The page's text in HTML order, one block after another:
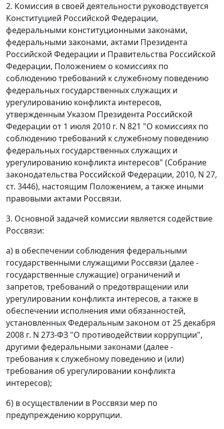
2. Комиссия в своей деятельности руководствуется
Конституцией Российской Федерации,
федеральными конституционными законами,
федеральными законами, актами Президента
Российской Федерации и Правительства Российской
Федерации, Положением о комиссиях по
соблюдению требований к служебному поведению
федеральных государственных служащих и
урегулированию конфликта интересов,
утвержденным Указом Президента Российской
Федерации от 1 июля 2010 г. N 821 "О комиссиях по
соблюдению требований к служебному поведению
федеральных государственных служащих и
урегулированию конфликта интересов" (Собрание
законодательства Российской Федерации, 2010, N 27,
ст. 3446), настоящим Положением, а также иными
правовыми актами Россвязи.
3. Основной задачей комиссии является содействие
Россвязи:
а) в обеспечении соблюдения федеральными
государственными служащими Россвязи (далее -
государственные служащие) ограничений и
запретов, требований о предотвращении или
урегулировании конфликта интересов, а также в
обеспечении исполнения ими обязанностей,
установленных Федеральным законом от 25 декабря
2008 г. N 273-ФЗ "О противодействии коррупции",
другими федеральными законами (далее -
требования к служебному поведению и (или)
требования об урегулировании конфликта
интересов);
б) в осуществлении в Россвязи мер по
предупреждению коррупции.